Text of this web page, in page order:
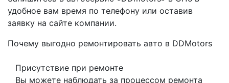
удобное вам время по телефону или оставив
заявку на сайте компании.
Почему выгодно ремонтировать авто в DDMotors
Присутствие при ремонте
Вы можете наблюдать за процессом ремонта